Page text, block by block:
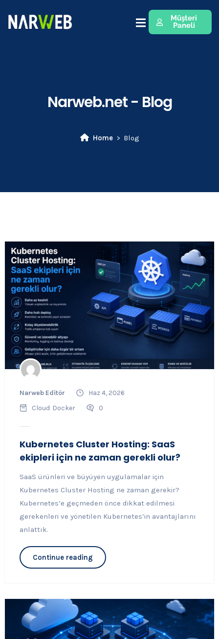
Müşteri
Paneli
Narweb.net - Blog
Home Blog
Narweb Editör
Haz 4, 2026
Cloud Docker 0
Kubernetes Cluster Hosting: SaaS
ekipleri için ne zaman gerekli olur?
SaaS ürünleri ve büyüyen uygulamalar için
Kubernetes Cluster Hosting ne zaman gerekir?
Kubernetes’e geçmeden önce dikkat edilmesi
gerekenleri ve yönetilen Kubernetes’in avantajlarını
anlattık.
Continue reading